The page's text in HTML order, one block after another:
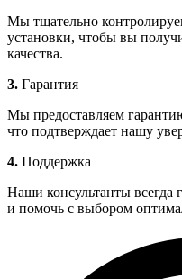
Мы тщательно
установки, чтобы вы
качества.
3. Гарантия
Мы предоставляем
что подтверждает нашу
4. Поддержка
Наши консультанты всегда
и помочь с выбором